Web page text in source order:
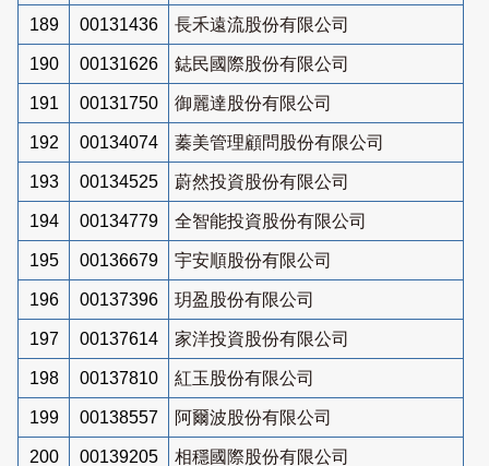
189 00131436 長禾遠流股份有限公司
190 00131626 鋕民國際股份有限公司
191 00131750 御麗達股份有限公司
192 00134074 蓁美管理顧問股份有限公司
193 00134525 蔚然投資股份有限公司
194 00134779 全智能投資股份有限公司
195 00136679 宇安順股份有限公司
196 00137396 玥盈股份有限公司
197 00137614 家洋投資股份有限公司
198 00137810 紅玉股份有限公司
199 00138557 阿爾波股份有限公司
200 00139205
相穩國際股份有限公司